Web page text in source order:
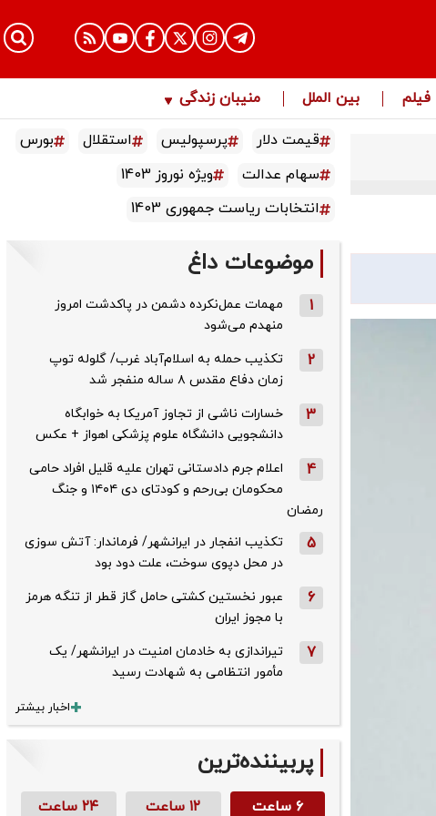
فیلم بین الملل منیبان زندگی
قیمت دلار پرسپولیس استقلال
بورس
سهام عدالت
ویژه نوروز 1403
انتخابات ریاست جمهوری 1403
موضوعات داغ
1
مهمات عمل‌نکرده دشمن در پاکدشت امروز
منهدم می‌شود
2
تکذیب حمله به اسلام‌آباد غرب/ گلوله توپ
زمان دفاع مقدس ۸ ساله منفجر شد
3
خسارات ناشی از تجاوز آمریکا به خوابگاه
دانشجویی دانشگاه علوم پزشکی اهواز + عکس
4
اعلام جرم دادستانی تهران علیه قلیل افراد حامی
محکومان بی‌رحم و کودتای دی‌ ۱۴۰۴ و جنگ
رمضان
5
تکذیب ‌انفجار در ایرانشهر/ فرماندار: آتش سوزی
در محل دپوی سوخت، علت دود بود
6
عبور نخستین کشتی حامل گاز قطر از تنگه هرمز
با مجوز ایران
7
تیراندازی به خادمان امنیت در ایرانشهر/ یک
مأمور انتظامی به شهادت رسید
اخبار بیشتر
پربیننده‌ترین
۶ ساعت ۱۲ ساعت ۲۴ ساعت